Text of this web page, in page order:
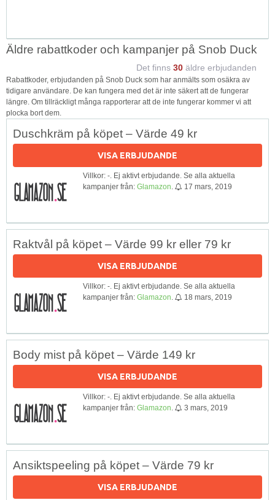
Äldre rabattkoder och kampanjer på Snob Duck
Det finns 30 äldre erbjudanden
Rabattkoder, erbjudanden på Snob Duck som har anmälts som osäkra av
tidigare användare. De kan fungera med det är inte säkert att de fungerar
längre. Om tillräckligt många rapporterar att de inte fungerar kommer vi att
plocka bort dem.
Duschkräm på köpet – Värde 49 kr
VISA ERBJUDANDE
Villkor: -. Ej aktivt erbjudande. Se alla aktuella
kampanjer från: Glamazon 17 mars, 2019
Raktvål på köpet – Värde 99 kr eller 79 kr
VISA ERBJUDANDE
Villkor: -. Ej aktivt erbjudande. Se alla aktuella
kampanjer från: Glamazon 18 mars, 2019
Body mist på köpet – Värde 149 kr
VISA ERBJUDANDE
Villkor: -. Ej aktivt erbjudande. Se alla aktuella
kampanjer från: Glamazon 3 mars, 2019
Ansiktspeeling på köpet – Värde 79 kr
VISA ERBJUDANDE